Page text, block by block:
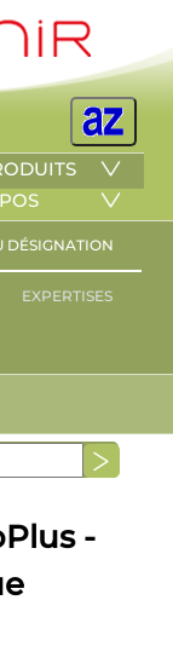
DÉSIGNATION
EXPERTISES
-